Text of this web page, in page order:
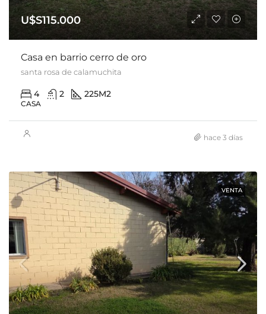
U$S115.000
Casa en barrio cerro de oro
santa rosa de calamuchita
4 2 225M2
CASA
hace 3 días
VENTA